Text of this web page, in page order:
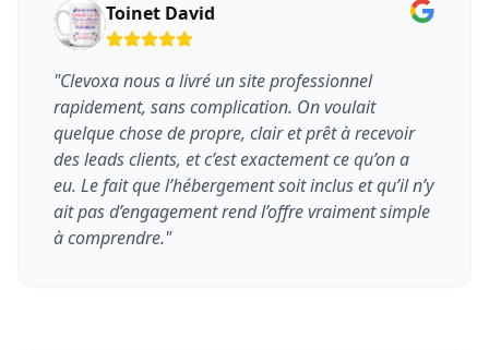
Toinet David
"Clevoxa nous a livré un site professionnel
rapidement, sans complication. On voulait
quelque chose de propre, clair et prêt à recevoir
des leads clients, et c’est exactement ce qu’on a
eu. Le fait que l’hébergement soit inclus et qu’il n’y
ait pas d’engagement rend l’offre vraiment simple
à comprendre."